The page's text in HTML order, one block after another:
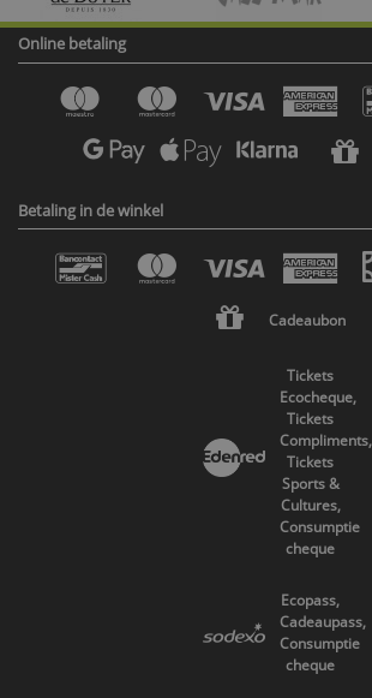
Online betaling
Betaling in de winkel
Cadeaubon
Tickets
Ecocheque,
Tickets
Compliments,
Tickets
Sports &
Cultures,
Consumptie
cheque
Ecopass,
Cadeaupass,
Consumptie
cheque